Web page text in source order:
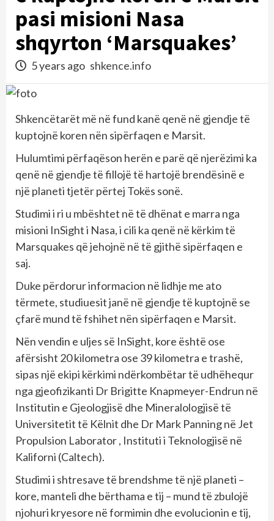
pasi misioni Nasa
shqyrton ‘Marsquakes’
5 years ago shkence.info
Shkencëtarët më në fund kanë qenë në gjendje të
kuptojnë koren nën sipërfaqen e Marsit.
Hulumtimi përfaqëson herën e parë që njerëzimi ka
qenë në gjendje të fillojë të hartojë brendësinë e
një planeti tjetër përtej Tokës sonë.
Studimi i ri u mbështet në të dhënat e marra nga
misioni InSight i Nasa, i cili ka qenë në kërkim të
Marsquakes që jehojnë në të gjithë sipërfaqen e
saj.
Duke përdorur informacion në lidhje me ato
tërmete, studiuesit janë në gjendje të kuptojnë se
çfarë mund të fshihet nën sipërfaqen e Marsit.
Nën vendin e uljes së InSight, kore është ose
afërsisht 20 kilometra ose 39 kilometra e trashë,
sipas një ekipi kërkimi ndërkombëtar të udhëhequr
nga gjeofizikanti Dr Brigitte Knapmeyer-Endrun në
Institutin e Gjeologjisë dhe Mineralologjisë të
Universitetit të Këlnit dhe Dr Mark Panning në Jet
Propulsion Laborator , Instituti i Teknologjisë në
Kaliforni (Caltech).
Studimi i shtresave të brendshme të një planeti –
kore, manteli dhe bërthama e tij – mund të zbulojë
njohuri kryesore në formimin dhe evolucionin e tij,